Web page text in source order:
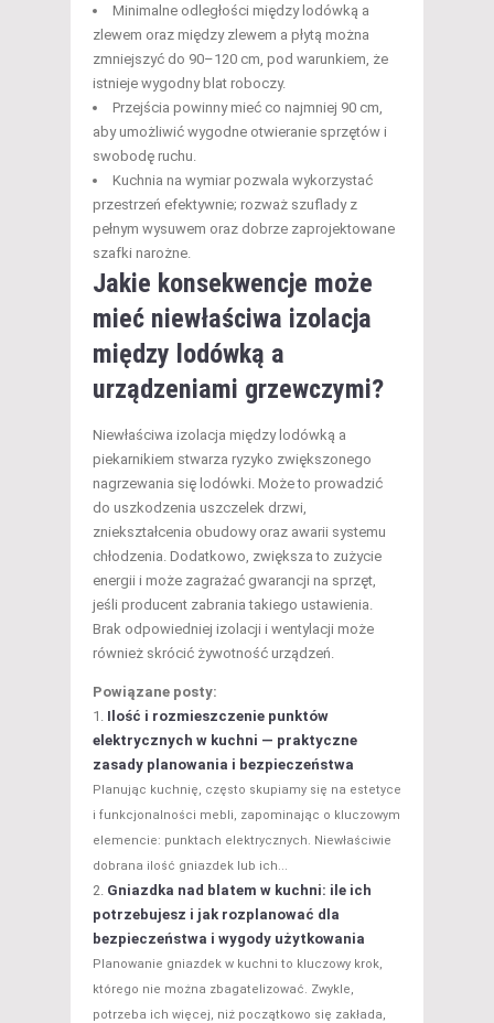
Minimalne odległości między lodówką a
zlewem oraz między zlewem a płytą można
zmniejszyć do 90–120 cm, pod warunkiem, że
istnieje wygodny blat roboczy.
Przejścia powinny mieć co najmniej 90 cm,
aby umożliwić wygodne otwieranie sprzętów i
swobodę ruchu.
Kuchnia na wymiar pozwala wykorzystać
przestrzeń efektywnie; rozważ szuflady z
pełnym wysuwem oraz dobrze zaprojektowane
szafki narożne.
Jakie konsekwencje może
mieć niewłaściwa izolacja
między lodówką a
urządzeniami grzewczymi?
Niewłaściwa izolacja między lodówką a
piekarnikiem stwarza ryzyko zwiększonego
nagrzewania się lodówki. Może to prowadzić
do uszkodzenia uszczelek drzwi,
zniekształcenia obudowy oraz awarii systemu
chłodzenia. Dodatkowo, zwiększa to zużycie
energii i może zagrażać gwarancji na sprzęt,
jeśli producent zabrania takiego ustawienia.
Brak odpowiedniej izolacji i wentylacji może
również skrócić żywotność urządzeń.
Powiązane posty:
Ilość i rozmieszczenie punktów
elektrycznych w kuchni — praktyczne
zasady planowania i bezpieczeństwa
Planując kuchnię, często skupiamy się na estetyce
i funkcjonalności mebli, zapominając o kluczowym
elemencie: punktach elektrycznych. Niewłaściwie
dobrana ilość gniazdek lub ich...
Gniazdka nad blatem w kuchni: ile ich
potrzebujesz i jak rozplanować dla
bezpieczeństwa i wygody użytkowania
Planowanie gniazdek w kuchni to kluczowy krok,
którego nie można zbagatelizować. Zwykle,
potrzeba ich więcej, niż początkowo się zakłada,